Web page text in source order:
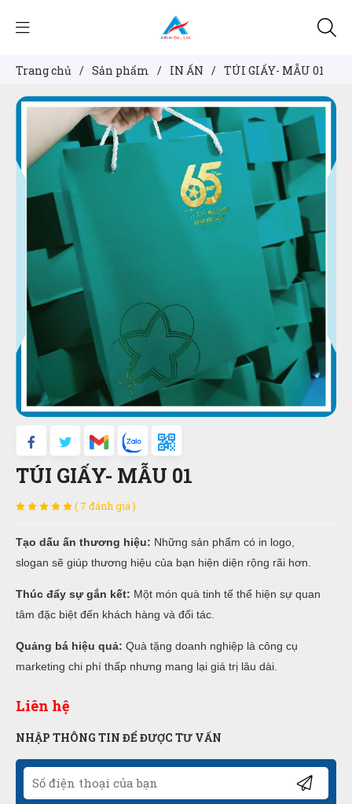
Trang chủ / Sản phẩm / IN ẤN / TÚI GIẤY- MẪU 01
TÚI GIẤY- MẪU 01
( 7 đánh giá )
Tạo dấu ấn thương hiệu: Những sản phẩm có in logo,
slogan sẽ giúp thương hiệu của bạn hiện diện rộng rãi hơn.
Thúc đẩy sự gắn kết: Một món quà tinh tế thể hiện sự quan
tâm đặc biệt đến khách hàng và đối tác.
Quảng bá hiệu quả: Quà tặng doanh nghiệp là công cụ
marketing chi phí thấp nhưng mang lại giá trị lâu dài.
Liên hệ
NHẬP THÔNG TIN ĐỂ ĐƯỢC TƯ VẤN